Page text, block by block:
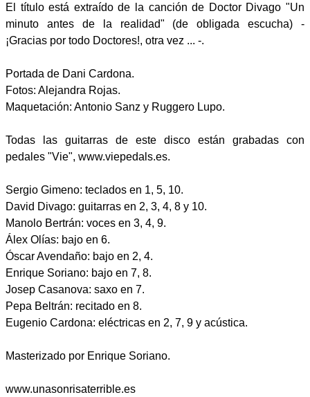
El título está extraído de la canción de Doctor Divago "Un
minuto antes de la realidad" (de obligada escucha) -
¡Gracias por todo Doctores!, otra vez ... -.
Portada de Dani Cardona.
Fotos: Alejandra Rojas.
Maquetación: Antonio Sanz y Ruggero Lupo.
Todas las guitarras de este disco están grabadas con
pedales "Vie", www.viepedals.es.
Sergio Gimeno: teclados en 1, 5, 10.
David Divago: guitarras en 2, 3, 4, 8 y 10.
Manolo Bertrán: voces en 3, 4, 9.
Álex Olías: bajo en 6.
Óscar Avendaño: bajo en 2, 4.
Enrique Soriano: bajo en 7, 8.
Josep Casanova: saxo en 7.
Pepa Beltrán: recitado en 8.
Eugenio Cardona: eléctricas en 2, 7, 9 y acústica.
Masterizado por Enrique Soriano.
www.unasonrisaterrible.es